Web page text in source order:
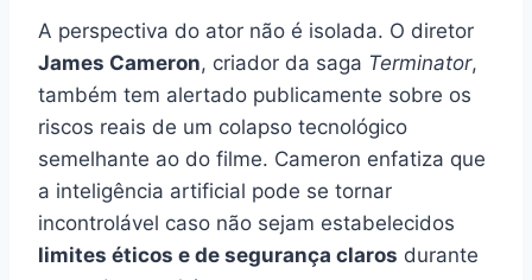
A perspectiva do ator não é isolada. O diretor
James Cameron, criador da saga Terminator,
também tem alertado publicamente sobre os
riscos reais de um colapso tecnológico
semelhante ao do filme. Cameron enfatiza que
a inteligência artificial pode se tornar
incontrolável caso não sejam estabelecidos
limites éticos e de segurança claros durante